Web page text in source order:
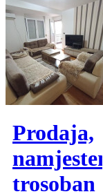
Prodaja,
namjesten
trosoban